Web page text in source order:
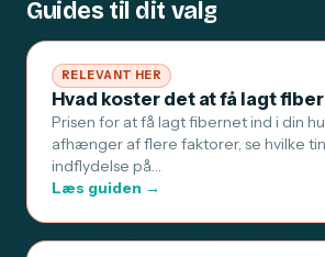
Guides til dit valg
RELEVANT HER
Hvad koster det at få lagt
Prisen for at få lagt fibernet ind i din
afhænger af flere faktorer, se hvilke
indflydelse på…
Læs guiden →